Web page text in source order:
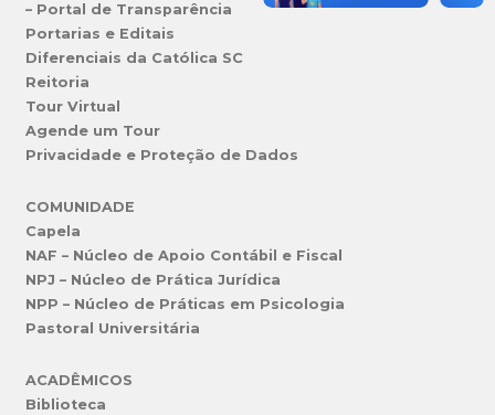
– Portal de Transparência
Portarias e Editais
Diferenciais da Católica SC
Reitoria
Tour Virtual
Agende um Tour
Privacidade e Proteção de Dados
COMUNIDADE
Capela
NAF – Núcleo de Apoio Contábil e Fiscal
NPJ – Núcleo de Prática Jurídica
NPP – Núcleo de Práticas em Psicologia
Pastoral Universitária
ACADÊMICOS
Biblioteca